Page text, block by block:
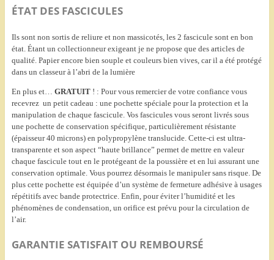
ÉTAT DES FASCICULES
Ils sont non sortis de reliure et non massicotés, les 2 fascicule sont en bon
état. Étant un collectionneur exigeant je ne propose que des articles de
qualité. Papier encore bien souple et couleurs bien vives, car il a été protégé
dans un classeur à l’abri de la lumière
En plus et… GRATUIT! : Pour vous remercier de votre confiance vous
recevrez un petit cadeau : une pochette spéciale pour la protection et la
manipulation de chaque fascicule. Vos fascicules vous seront livrés sous
une pochette de conservation spécifique, particulièrement résistante
(épaisseur 40 microns) en polypropylène translucide. Cette-ci est ultra-
transparente et son aspect “haute brillance” permet de mettre en valeur
chaque fascicule tout en le protégeant de la poussière et en lui assurant une
conservation optimale. Vous pourrez désormais le manipuler sans risque. De
plus cette pochette est équipée d’un système de fermeture adhésive à usages
répétitifs avec bande protectrice. Enfin, pour éviter l’humidité et les
phénomènes de condensation, un orifice est prévu pour la circulation de
l’air.
GARANTIE SATISFAIT OU REMBOURSÉ